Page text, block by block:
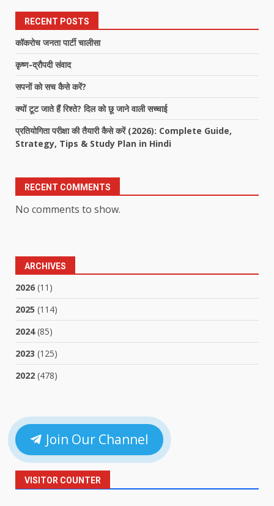
RECENT POSTS
कॉकरोच जनता पार्टी चालीसा
कृष्ण-द्रौपदी संवाद
सपनों को सच कैसे करें?
क्यों टूट जाते हैं रिश्ते? दिल को छू जाने वाली सच्चाई
प्रतियोगिता परीक्षा की तैयारी कैसे करें (2026): Complete Guide,
Strategy, Tips & Study Plan in Hindi
RECENT COMMENTS
No comments to show.
ARCHIVES
2026 (11)
2025 (114)
2024(85)
2023 (125)
2022 (478)
Join Our Channel
VISITOR COUNTER